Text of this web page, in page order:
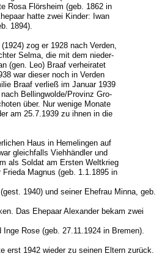
Rosa Flörsheim (geb. 1862 in
hatte zwei Kinder: Iwan
1894).
zog er 1928 nach Verden,
Selma, die mit dem nieder-
(gen. Leo) Braaf verheiratet
war dieser noch in Verden
Braaf verließ im Januar 1939
Bellingwolde/Provinz Gro-
über. Nur wenige Monate
am 25.7.1939 zu ihnen in die
Haus in Hemelingen auf
gleichfalls Viehhändler und
als Soldat am Ersten Weltkrieg
Magnus (geb. 1.1.1895 in
1940) und seiner Ehefrau Minna, geb.
Das Ehepaar Alexander bekam zwei
Rose (geb. 27.11.1924 in Bremen).
erst 1942 wieder zu seinen Eltern zurück.